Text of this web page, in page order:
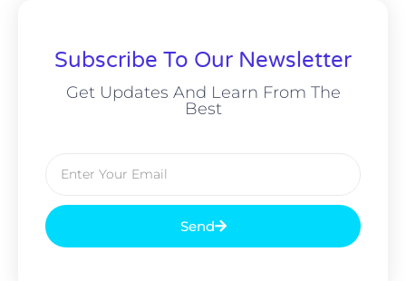
Subscribe To Our Newsletter
Get Updates And Learn From The
Best
Send